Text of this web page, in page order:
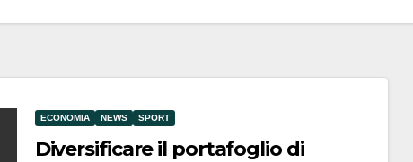
ECONOMIA NEWS SPORT
Diversificare il portafoglio di